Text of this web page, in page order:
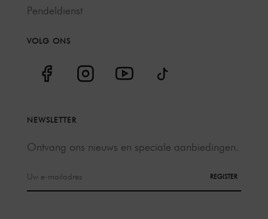
Pendeldienst
VOLG ONS
NEWSLETTER
Ontvang ons nieuws en speciale aanbiedingen.
REGISTER